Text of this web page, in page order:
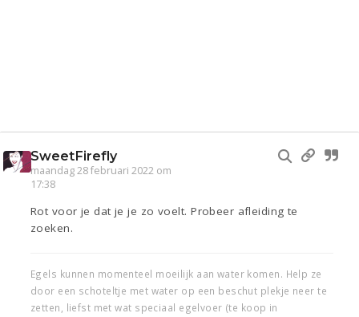
SweetFirefly
maandag 28 februari 2022 om
17:38
Rot voor je dat je je zo voelt. Probeer afleiding te
zoeken.
Egels kunnen momenteel moeilijk aan water komen. Help ze
door een schoteltje met water op een beschut plekje neer te
zetten, liefst met wat speciaal egelvoer (te koop in